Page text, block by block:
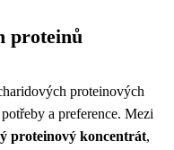
proteinů
proteinových
a preference. Mezi
proteinový koncentrát,